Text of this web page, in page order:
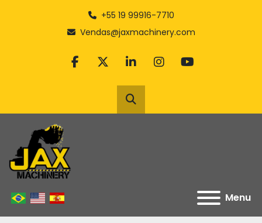
+55 19 99916-7710
Vendas@jaxmachinery.com
facebook
twitterlinkedininstagram
youtube
Pesquisar
Menu